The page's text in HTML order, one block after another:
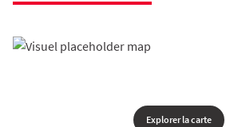
Explorer la carte